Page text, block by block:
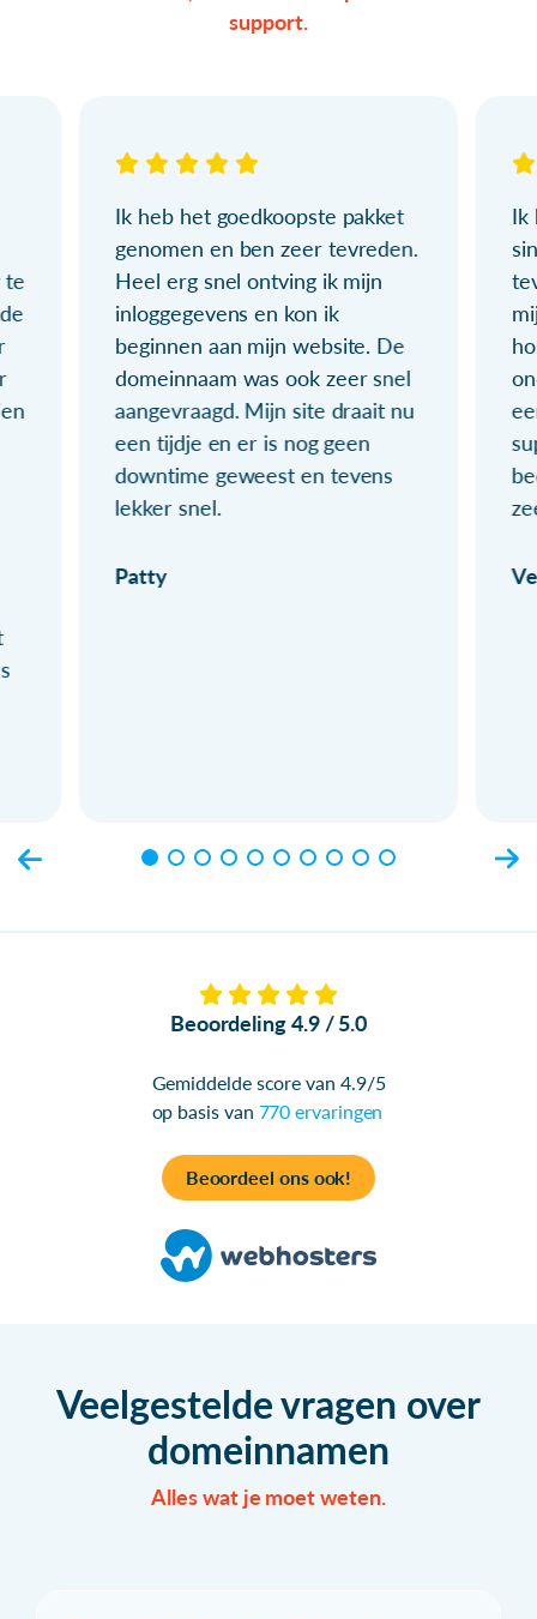
support.
te
Ik heb het goedkoopste pakket
genomen en ben zeer tevreden.
Heel erg snel ontving ik mijn
inloggegevens en kon ik
beginnen aan mijn website. De
domeinnaam was ook zeer snel
aangevraagd. Mijn site draait nu
een tijdje en er is nog geen
downtime geweest en tevens
lekker snel.
Patty
Ik
Beoordeling 4.9 / 5.0
Gemiddelde score van 4.9/5
op basis van 770 ervaringen
Beoordeel ons ook!
Veelgestelde vragen over
domeinnamen
Alles wat je moet weten.